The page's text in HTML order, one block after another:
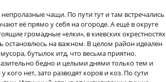
чащи. По пути тут и там встречались
её прямо у себя на огороде. А ещё в округе
громадные «елки», в киевских окрестностях
остановлюсь на важном. В целом район идеален
бутылок итд, что весьма приятно.
бедно и целыми днями только тем и
нет, зато разводят коров и коз. По сути